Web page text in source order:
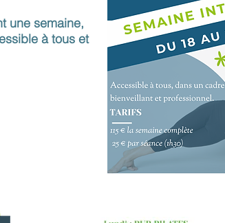
une semaine,
à tous et